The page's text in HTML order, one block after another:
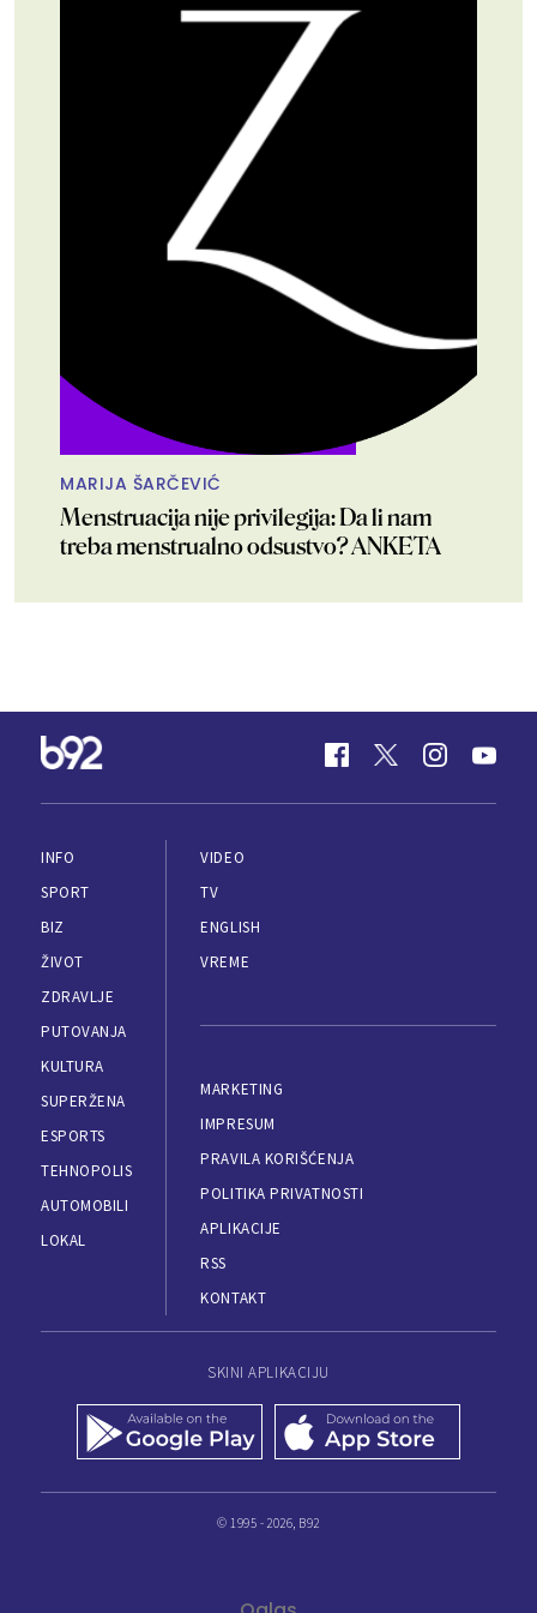
MARIJA ŠARČEVIĆ
Menstruacija nije privilegija: Da li nam
treba menstrualno odsustvo? ANKETA
INFO
SPORT
BIZ
ŽIVOT
ZDRAVLJE
PUTOVANJA
KULTURA
SUPERŽENA
ESPORTS
TEHNOPOLIS
AUTOMOBILI
LOKAL
VIDEO
TV
ENGLISH
VREME
MARKETING
IMPRESUM
PRAVILA KORIŠĆENJA
POLITIKA PRIVATNOSTI
APLIKACIJE
RSS
KONTAKT
SKINI APLIKACIJU
© 1995 - 2026, B92